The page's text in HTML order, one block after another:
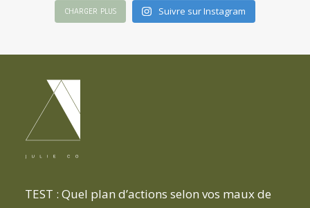
CHARGER PLUS Suivre sur Instagram
TEST : Quel plan d’actions selon vos maux de